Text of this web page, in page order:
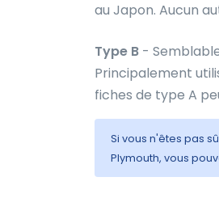
au Japon. Aucun
Type B -
Principalement
fiches de type A
Si vous n'êtes pas
Plymouth, vous